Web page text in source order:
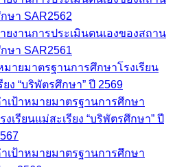
ษา SAR2562
ยงานการประเมินตนเองของสถาน
ษา SAR2561
มายมาตรฐานการศึกษาโรงเรียน
ยง “บริพัตรศึกษา” ปี 2569
เป้าหมายมาตรฐานการศึกษา
งเรียนแม่สะเรียง “บริพัตรศึกษา” ปี
เป้าหมายมาตรฐานการศึกษา